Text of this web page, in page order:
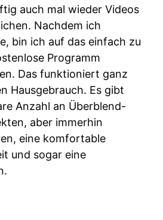
auch mal wieder Videos
Nachdem ich
bin ich auf das einfach zu
Programm
Das funktioniert ganz
Hausgebrauch. Es gibt
Anzahl an Überblend-
aber immerhin
eine komfortable
und sogar eine